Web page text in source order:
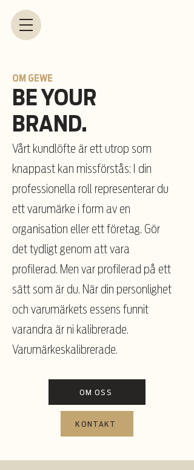
BE YOUR
BRAND.
OM GEWE
Vårt kundlöfte är ett utrop som
knappast kan missförstås: I din
professionella roll representerar du
ett varumärke i form av en
organisation eller ett företag. Gör
det tydligt genom att vara
profilerad. Men var profilerad på ett
sätt som är du. När din personlighet
och varumärkets essens funnit
varandra är ni kalibrerade.
Varumärkeskalibrerade.
OM OSS
KONTAKT